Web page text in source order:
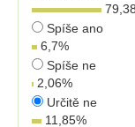
79,38
Spíše ano
6,7%
Spíše ne
2,06%
Určitě ne
11,85%